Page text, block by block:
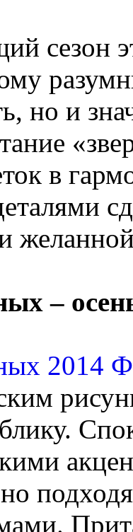
сезон
но и
в
–